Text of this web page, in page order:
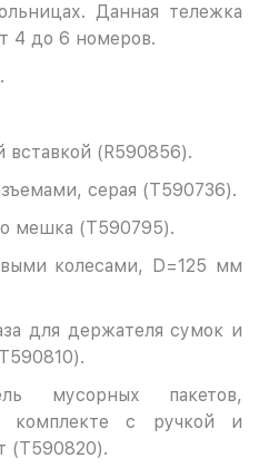
Данная тележка
4 до 6 номеров.
(R590856).
серая (T590736).
мешка (T590795).
колесами, D=125 мм
для держателя сумок и
мусорных пакетов,
с ручкой и
(T590820).